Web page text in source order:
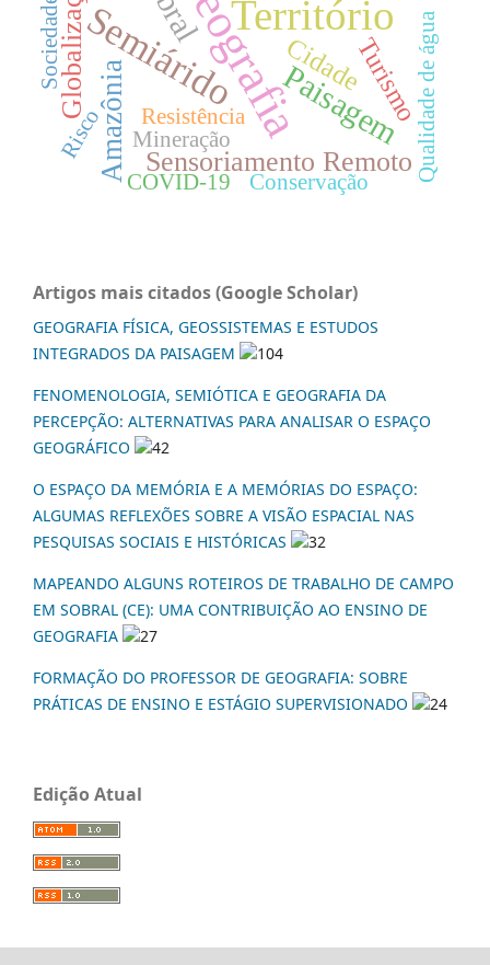
Geografia
Território
Semiárido Paisagem
Amazônia
Globalização
Sensoriamento Remoto
Turismo
Cidade Qualidade de água
Resistência
Risco
Sociedade
Mineração
Conservação
COVID-19
Artigos mais citados (Google Scholar)
GEOGRAFIA FÍSICA, GEOSSISTEMAS E ESTUDOS
INTEGRADOS DA PAISAGEM
104
FENOMENOLOGIA, SEMIÓTICA E GEOGRAFIA DA
PERCEPÇÃO: ALTERNATIVAS PARA ANALISAR O ESPAÇO
GEOGRÁFICO
42
O ESPAÇO DA MEMÓRIA E A MEMÓRIAS DO ESPAÇO:
ALGUMAS REFLEXÕES SOBRE A VISÃO ESPACIAL NAS
PESQUISAS SOCIAIS E HISTÓRICAS
32
MAPEANDO ALGUNS ROTEIROS DE TRABALHO DE CAMPO
EM SOBRAL (CE): UMA CONTRIBUIÇÃO AO ENSINO DE
GEOGRAFIA
27
FORMAÇÃO DO PROFESSOR DE GEOGRAFIA: SOBRE
PRÁTICAS DE ENSINO E ESTÁGIO SUPERVISIONADO
24
Edição Atual